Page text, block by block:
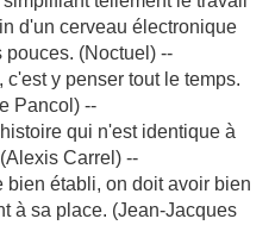
d'un cerveau électronique
pouces. (Noctuel) --
y penser tout le temps.
Pancol) --
qui n'est identique à
Carrel) --
bien établi, on doit avoir bien
à sa place. (Jean-Jacques